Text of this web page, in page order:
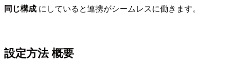
同じ構成 にしていると連携がシームレスに働きます。
設定方法 概要